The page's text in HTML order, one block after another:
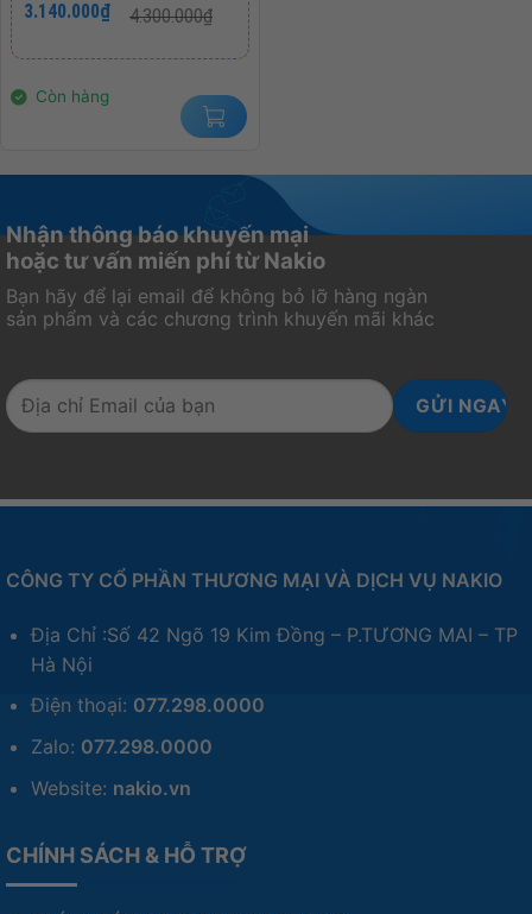
HÀNH CHÍNH HÃNG 36
THÁNG
4.300.000₫
gốc
4.300.000₫.
3.140.000₫
hiện
là:
Còn hàng
Nhận thông báo khuyến mại
hoặc tư vấn miến phí từ Nakio
Bạn hãy để lại email để không bỏ lỡ hàng ngàn
sản phẩm và các chương trình khuyến mãi khác
CÔNG TY CỔ PHẦN THƯƠNG MẠI VÀ DỊCH VỤ NAKIO
Địa Chỉ :Số 42 Ngõ 19 Kim Đồng – P.TƯƠNG MAI – TP
Hà Nội
Điện thoại: 077.298.0000
Zalo: 077.298.0000
Website: nakio.vn
CHÍNH SÁCH & HỖ TRỢ